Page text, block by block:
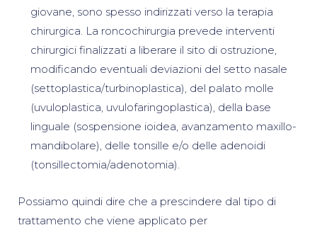
giovane, sono spesso indirizzati verso la terapia
chirurgica. La roncochirurgia prevede interventi
chirurgici finalizzati a liberare il sito di ostruzione,
modificando eventuali deviazioni del setto nasale
(settoplastica/turbinoplastica), del palato molle
(uvuloplastica, uvulofaringoplastica), della base
linguale (sospensione ioidea, avanzamento maxillo-
mandibolare), delle tonsille e/o delle adenoidi
(tonsillectomia/adenotomia).
Possiamo quindi dire che a prescindere dal tipo di
trattamento che viene applicato per